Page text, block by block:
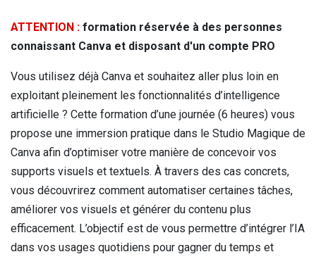
ATTENTION : formation réservée à des personnes
connaissant Canva et disposant d'un compte PRO
Vous utilisez déjà Canva et souhaitez aller plus loin en
exploitant pleinement les fonctionnalités d’intelligence
artificielle ? Cette formation d’une journée (6 heures) vous
propose une immersion pratique dans le Studio Magique de
Canva afin d’optimiser votre manière de concevoir vos
supports visuels et textuels. À travers des cas concrets,
vous découvrirez comment automatiser certaines tâches,
améliorer vos visuels et générer du contenu plus
efficacement. L’objectif est de vous permettre d’intégrer l’IA
dans vos usages quotidiens pour gagner du temps et